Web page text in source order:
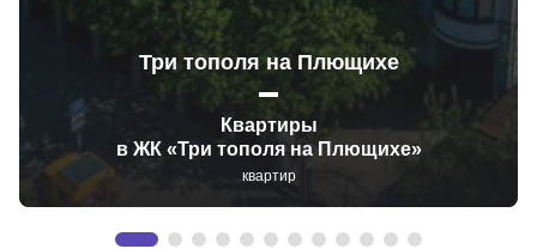
Три тополя на Плющихе
Квартиры
в ЖК «Три тополя на Плющихе»
квартир